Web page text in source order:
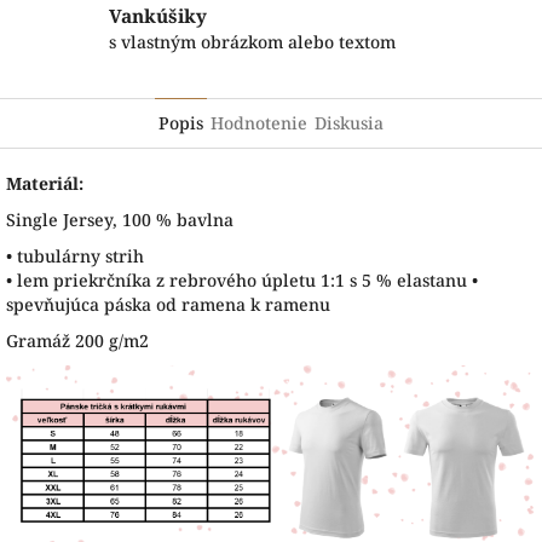
Vankúšiky
s vlastným obrázkom alebo textom
Popis Hodnotenie Diskusia
Materiál:
Single Jersey, 100 % bavlna
• tubulárny strih
• lem priekrčníka z rebrového úpletu 1:1 s 5 % elastanu •
spevňujúca páska od ramena k ramenu
Gramáž 200 g/m2